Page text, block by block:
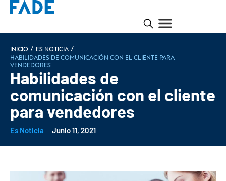
INICIO / Es noticia /
Habilidades de comunicación con el cliente para
vendedores
Habilidades de
comunicación con el cliente
para vendedores
Es Noticia Junio 11, 2021